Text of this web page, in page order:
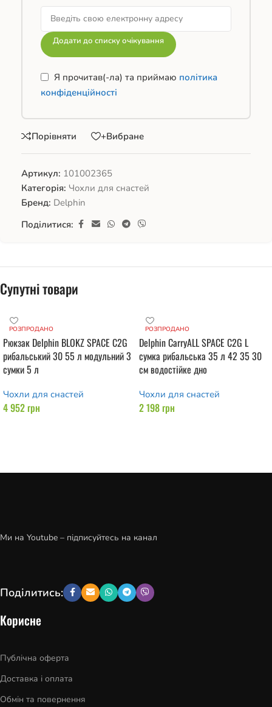
Додати до списку очікування
Я прочитав(-ла) та приймаю політика
конфіденційності
Порівняти +Вибране
Артикул: 101002365
Категорія: Чохли для снастей
Бренд: Delphin
Поділитися:
Супутні товари
РОЗПРОДАНО
Рюкзак Delphin BLOKZ SPACE C2G
рибальський 30 55 л модульний 3
сумки 5 л
Чохли для снастей
4 952грн
РОЗПРОДАНО
Delphin CarryALL SPACE C2G L
сумка рибальська 35 л 42 35 30
см водостійке дно
Чохли для снастей
2 198грн
Ми на Youtube – підписуйтесь на канал
Поділитись:
Корисне
Публічна оферта
Доставка і оплата
Обмін та повернення